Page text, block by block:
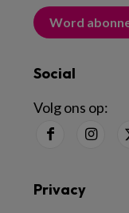
Word
Social
Volg ons op:
Privacy